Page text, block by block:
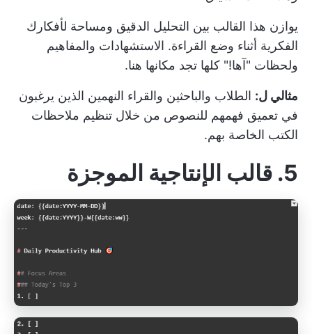
يوازن هذا القالب بين التحليل الدقيق ومساحة لأفكارك
الفكرية أثناء وضع القراءة. الاستشهادات والمفاهيم
ولحظات "آها!" كلها تجد مكانها هنا.
مثالي ل: الطلاب والباحثين والقراء النهمين الذين يرغبون
في تعميق فهمهم للنصوص من خلال تنظيم ملاحظات
الكتب الخاصة بهم.
5. قالب الإنتاجية الموجزة